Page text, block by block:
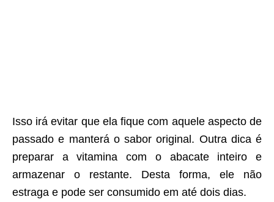
Isso irá evitar que ela fique com aquele aspecto de
passado e manterá o sabor original. Outra dica é
preparar a vitamina com o abacate inteiro e
armazenar o restante. Desta forma, ele não
estraga e pode ser consumido em até dois dias.